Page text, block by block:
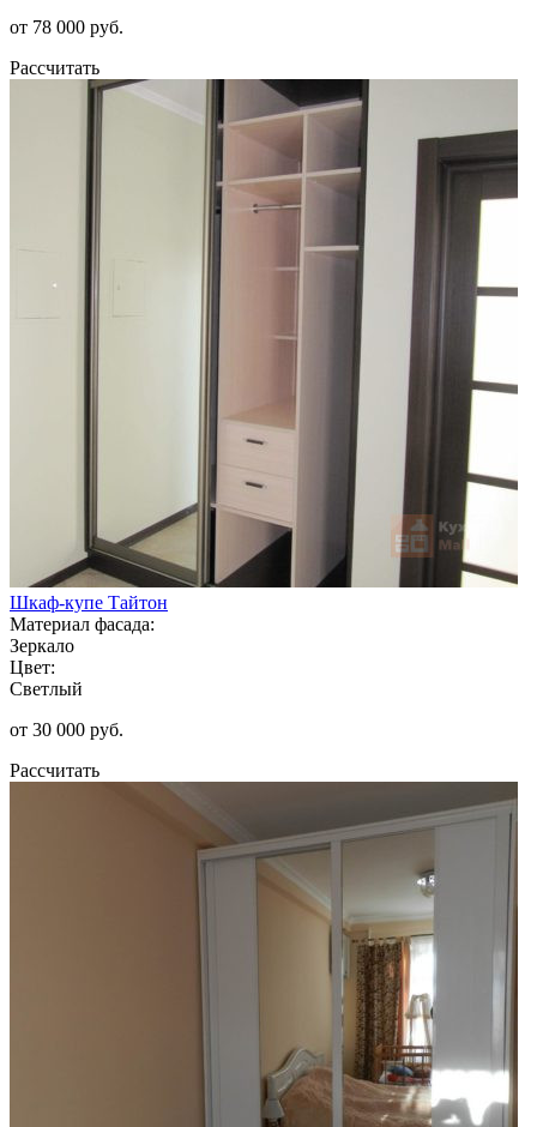
от 78 000 руб.
Рассчитать
Шкаф-купе Тайтон
Материал фасада:
Зеркало
Цвет:
Светлый
от 30 000 руб.
Рассчитать